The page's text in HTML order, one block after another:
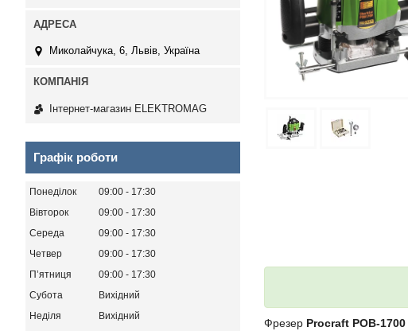
Фрезер Procraft POB-1700
Миколайчука, 6, Львів, Україна
Інтернет-магазин ELEKTROMAG
Графік роботи
Понеділок 09:00
17:30
Вівторок
09:00
17:30
Середа
09:00
17:30
Четвер
09:00
17:30
Пʼятниця
09:00
17:30
Субота
Вихідний
Неділя
Вихідний